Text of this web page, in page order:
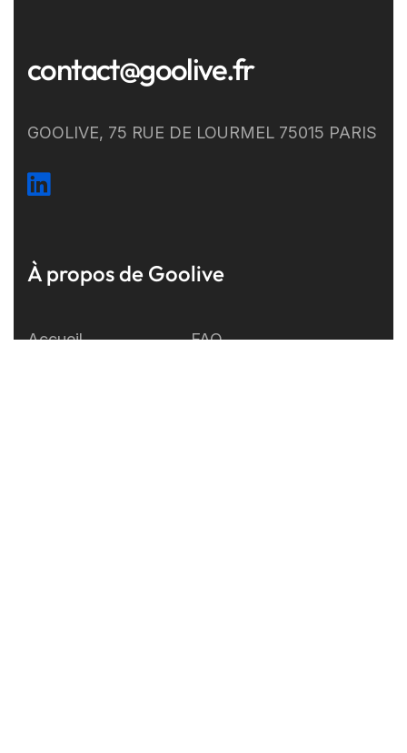
contact@goolive.fr
GOOLIVE, 75 RUE DE LOURMEL 75015 PARIS
À propos de Goolive
Accueil FAQ